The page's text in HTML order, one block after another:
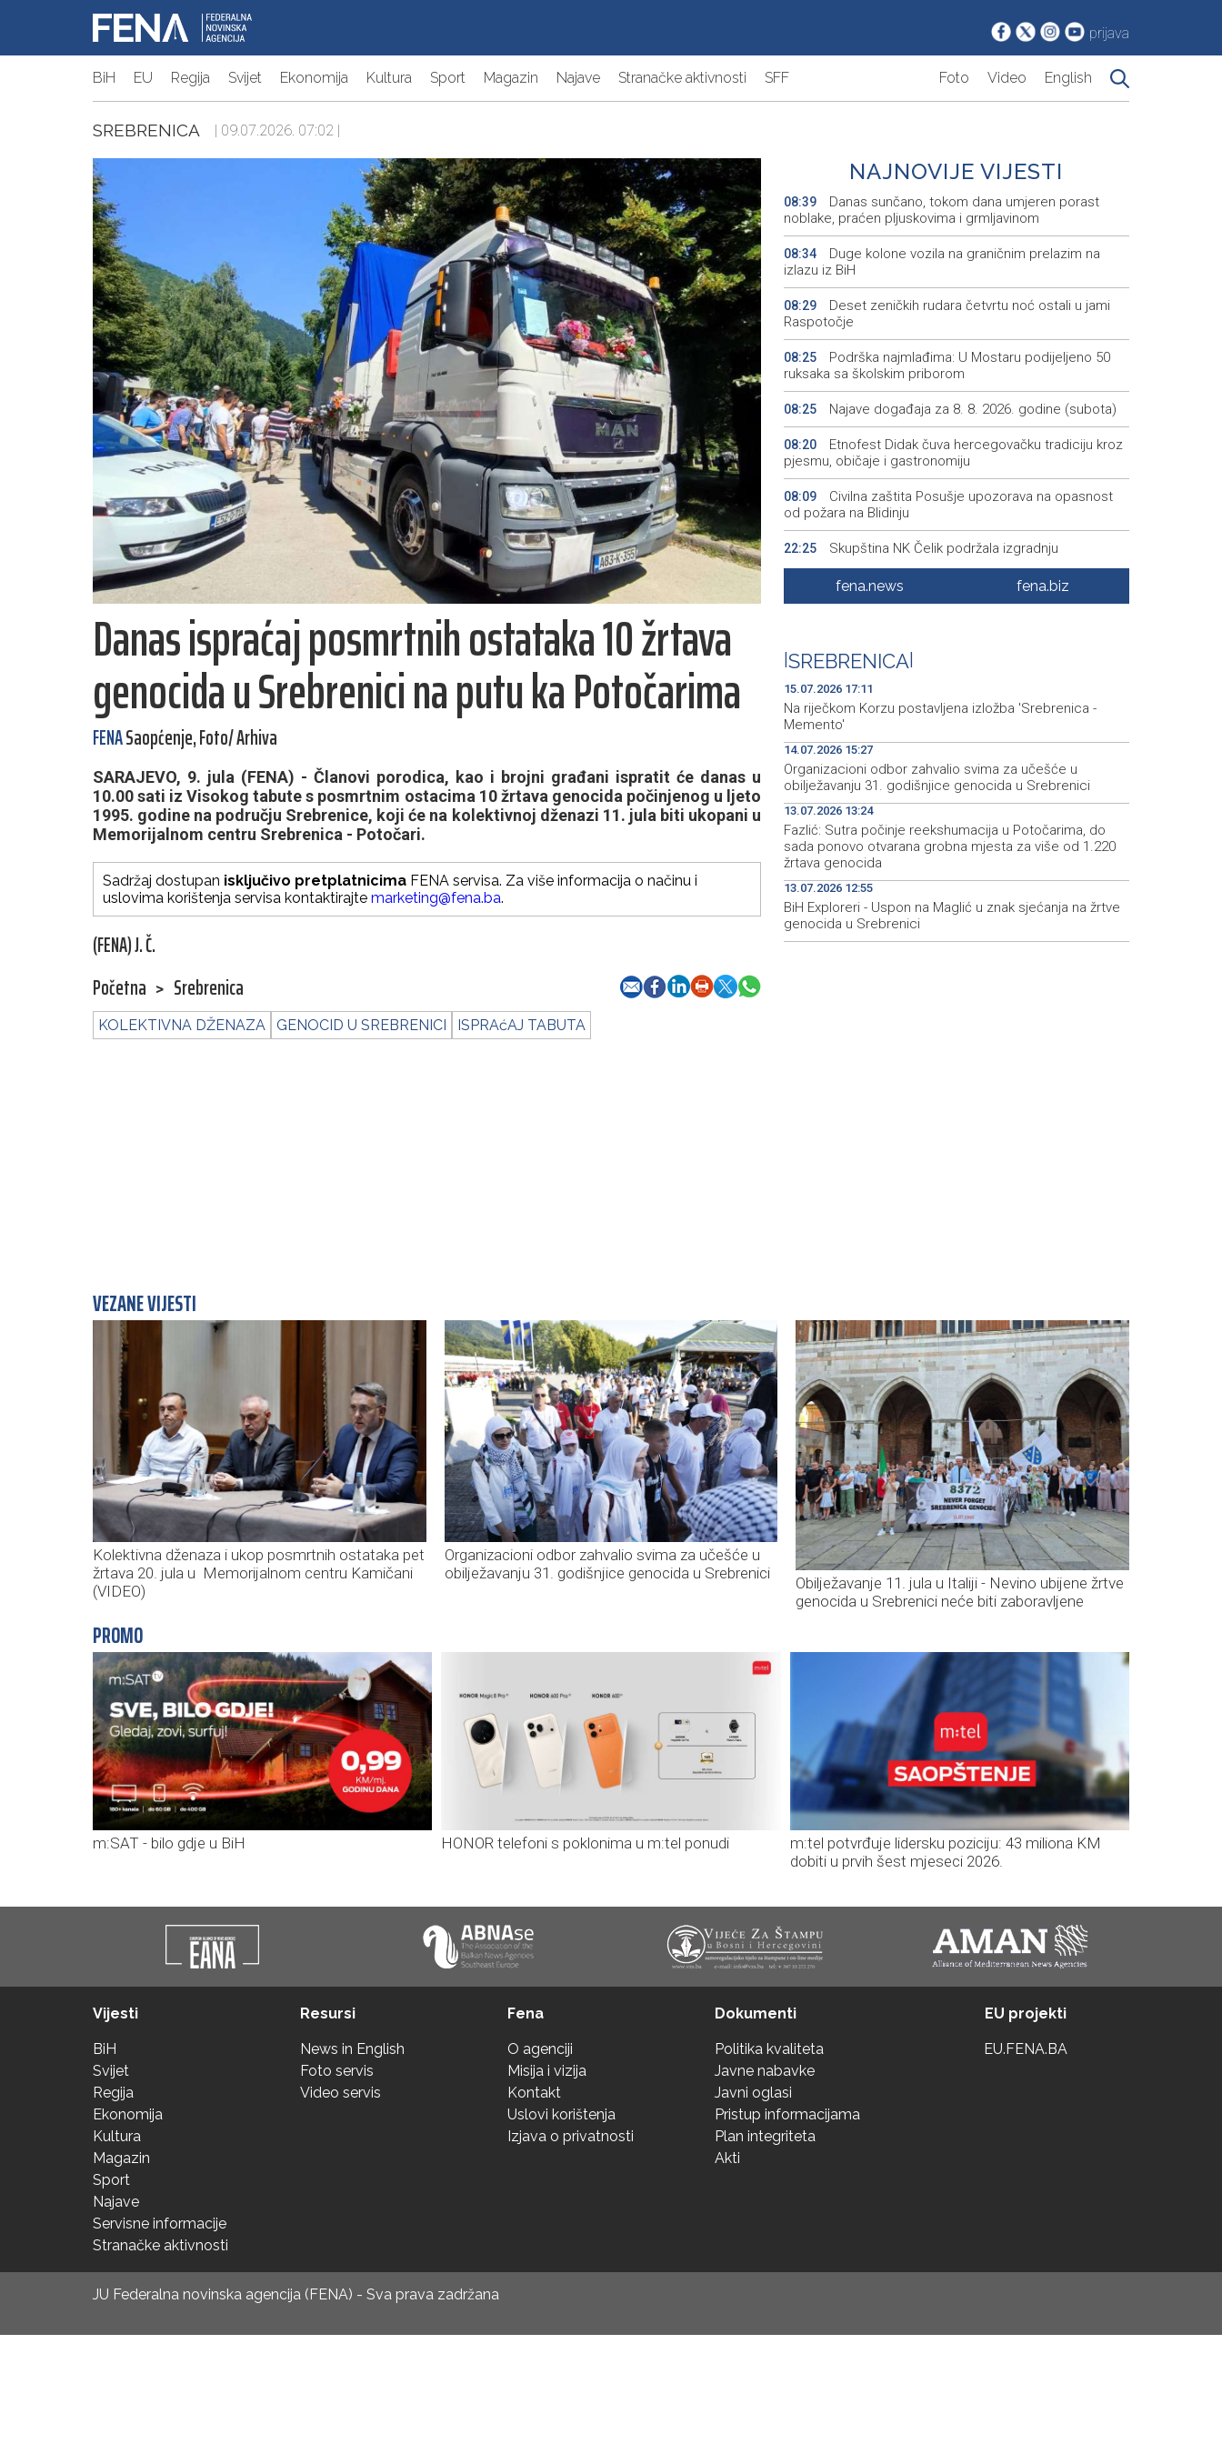
prijava
BiH EU Regija Svijet Ekonomija Kultura Sport Magazin Najave Stranačke aktivnosti SFF Foto Video English
SREBRENICA | 09.07.2026. 07:02 |
Danas ispraćaj posmrtnih ostataka 10 žrtava
genocida u Srebrenici na putu ka Potočarima
FENASaopćenje, Foto/ Arhiva
SARAJEVO, 9. jula (FENA) - Članovi porodica, kao i brojni građani ispratit će danas u
10.00 sati iz Visokog tabute s posmrtnim ostacima 10 žrtava genocida počinjenog u ljeto
1995. godine na području Srebrenice, koji će na kolektivnoj dženazi 11. jula biti ukopani u
Memorijalnom centru Srebrenica - Potočari.
Sadržaj dostupan isključivo pretplatnicima FENA servisa. Za više informacija o načinu i
uslovima korištenja servisa kontaktirajte marketing@fena.ba.
(FENA) J. Č.
Početna > Srebrenica
KOLEKTIVNA DŽENAZA GENOCID U SREBRENICI ISPRAćAJ TABUTA
NAJNOVIJE VIJESTI
08:39
Danas sunčano, tokom dana umjeren porast
noblake, praćen pljuskovima i grmljavinom
08:34
Duge kolone vozila na graničnim prelazim na
izlazu iz BiH
08:29
Deset zeničkih rudara četvrtu noć ostali u jami
Raspotočje
08:25
Podrška najmlađima: U Mostaru podijeljeno 50
ruksaka sa školskim priborom
08:25 Najave događaja za 8. 8. 2026. godine (subota)
08:20
Etnofest Didak čuva hercegovačku tradiciju kroz
pjesmu, običaje i gastronomiju
08:09
Civilna zaštita Posušje upozorava na opasnost
od požara na Blidinju
22:25
Skupština NK Čelik podržala izgradnju
Nacionalnog stadiona
Željezničar savladao BSK na početku nove
20:46
Miljanović i Suljić ostale bez polufinala na 100 m
pr., svi bh. predstavnici okončali nastup na SP-u
fena.news fena.biz
SREBRENICA
15.07.2026 17:11
Na riječkom Korzu postavljena izložba 'Srebrenica -
Memento'
14.07.2026 15:27
Organizacioni odbor zahvalio svima za učešće u
obilježavanju 31. godišnjice genocida u Srebrenici
13.07.2026 13:24
Fazlić: Sutra počinje reekshumacija u Potočarima, do
sada ponovo otvarana grobna mjesta za više od 1.220
žrtava genocida
13.07.2026 12:55
BiH Exploreri - Uspon na Maglić u znak sjećanja na žrtve
genocida u Srebrenici
VEZANE VIJESTI
Kolektivna dženaza i ukop posmrtnih ostataka pet
žrtava 20. jula u Memorijalnom centru Kamičani
(VIDEO)
Organizacioni odbor zahvalio svima za učešće u
obilježavanju 31. godišnjice genocida u Srebrenici
Obilježavanje 11. jula u Italiji - Nevino ubijene žrtve
genocida u Srebrenici neće biti zaboravljene
PROMO
m:SAT - bilo gdje u BiH HONOR telefoni s poklonima u m:tel ponudi
m:tel potvrđuje lidersku poziciju: 43 miliona KM
dobiti u prvih šest mjeseci 2026.
Vijesti
BiH
Svijet
Regija
Ekonomija
Kultura
Magazin
Sport
Najave
Servisne informacije
Stranačke aktivnosti
Resursi
News in English
Foto servis
Video servis
Fena
O agenciji
Misija i vizija
Kontakt
Uslovi korištenja
Izjava o privatnosti
Dokumenti
Politika kvaliteta
Javne nabavke
Javni oglasi
Pristup informacijama
Plan integriteta
Akti
EU projekti
EU.FENA.BA
JU Federalna novinska agencija (FENA) - Sva prava zadržana